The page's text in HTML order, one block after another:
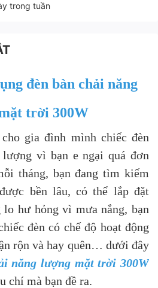
trong tuần
đèn bàn chải năng
trời 300W
gia đình mình chiếc đèn
vì bạn e ngại quá đơn
tháng, bạn đang tìm kiếm
bền lâu, có thể lắp đặt
hư hỏng vì mưa nắng, bạn
đèn có chế độ hoạt động
rộn và hay quên… dưới đây
năng lượng mặt trời 300W
chí mà bạn đề ra.